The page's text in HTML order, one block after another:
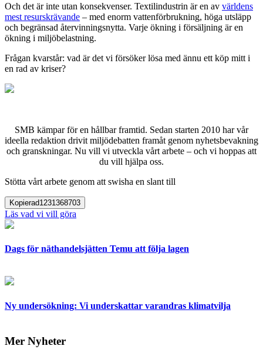
Och det är inte utan konsekvenser. Textilindustrin är en av världens
mest resurskrävande – med enorm vattenförbrukning, höga utsläpp
och begränsad återvinningsnytta. Varje ökning i försäljning är en
ökning i miljöbelastning.
Frågan kvarstår: vad är det vi försöker lösa med ännu ett köp mitt i
en rad av kriser?
SMB kämpar för en hållbar framtid. Sedan starten 2010 har vår
ideella redaktion drivit miljödebatten framåt genom nyhetsbevakning
och granskningar. Nu vill vi utveckla vårt arbete – och vi hoppas att
du vill hjälpa oss.
Stötta vårt arbete genom att swisha en slant till
Kopierad1231368703
Läs vad vi vill göra
Dags för näthandelsjätten Temu att följa lagen
Ny undersökning: Vi underskattar varandras klimatvilja
Mer Nyheter